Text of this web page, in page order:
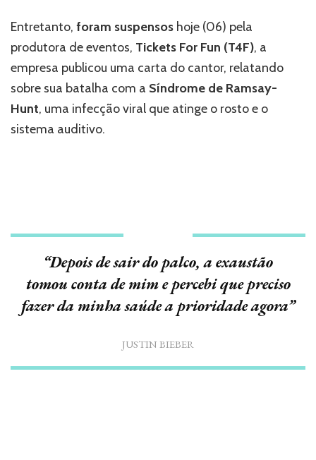
Entretanto, foram suspensos hoje (06) pela
produtora de eventos, Tickets For Fun (T4F), a
empresa publicou uma carta do cantor, relatando
sobre sua batalha com a Síndrome de Ramsay-
Hunt, uma infecção viral que atinge o rosto e o
sistema auditivo.
“Depois de sair do palco, a exaustão
tomou conta de mim e percebi que preciso
fazer da minha saúde a prioridade agora”
JUSTIN BIEBER